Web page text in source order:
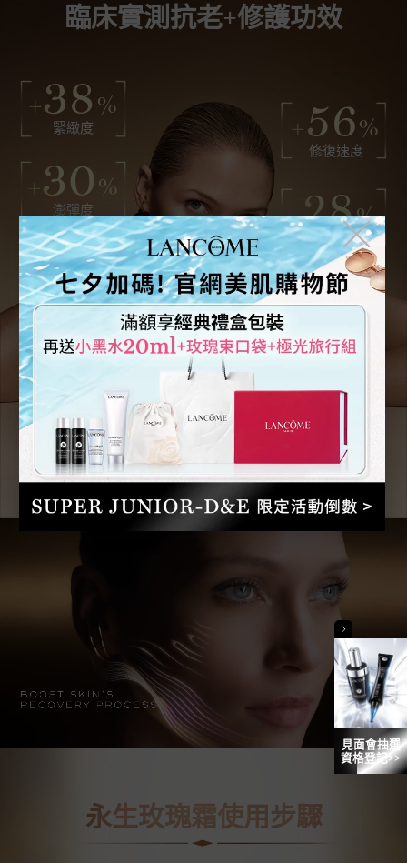
+38 %
緊緻度
+30%
澎彈度
+56%
修復速度
-28%
泛紅敏感
臨床實測抗老+修護功效
*52位30至50歲女性受試者使用本產品， 7天後自我評估測試結果
永生玫瑰霜使用步驟
見面會抽選
資格登記>>
╳